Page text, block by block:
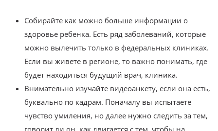
Собирайте как можно больше информации о
здоровье ребенка. Есть ряд заболеваний, которые
можно вылечить только в федеральных клиниках.
Если вы живете в регионе, то важно понимать, где
будет находиться будущий врач, клиника.
Внимательно изучайте видеоанкету, если она есть,
буквально по кадрам. Поначалу вы испытаете
чувство умиления, но далее нужно следить за тем,
говорит ли он, как двигается с тем, чтобы на